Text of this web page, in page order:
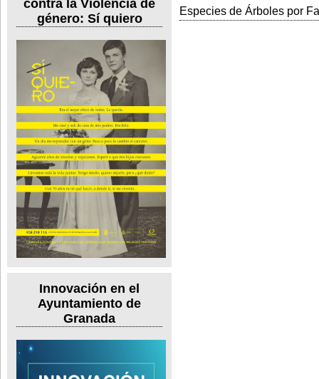
contra la Violencia de
género: Sí quiero
Innovación en el
Ayuntamiento de
Granada
Especies de Árboles por